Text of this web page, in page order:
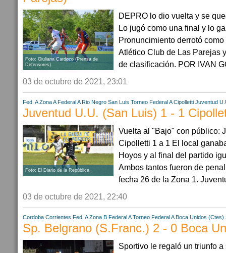
Foto: Giuliana Cardozo (Prensa de
Defensores).
DEPRO lo dio vuelta y se
Lo jugó como una final y lo
Pronuncimiento derrotó
Atlético Club de Las Parejas
de clasificación. POR IVAN
03 de octubre de 2021, 23:01
Fed. A Zona A Federal A Rio Negro San Luis Torneo Federal A Cipolletti Juventud
Juventud U.U. (San Luis) 1 - 1
Foto: El Diario de la República.
Vuelta al "Bajo" con público:
Cipolletti 1 a 1 El local
Hoyos y al final del partido
Ambos tantos fueron de
fecha 26 de la Zona 1.
03 de octubre de 2021, 22:40
Cordoba Corrientes Fed. A Zona B Federal A Torneo Federal A Boca Unidos (Ctes)
Sp. Belgrano (S.Franc.) 2 - 0 Boca
Sportivo le regaló un triunfo